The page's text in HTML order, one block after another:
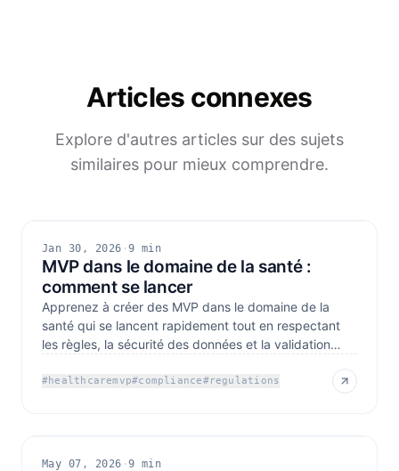
Articles connexes
Explore d'autres articles sur des sujets
similaires pour mieux comprendre.
Jan 30, 2026 · 9 min
MVP dans le domaine de la santé :
comment se lancer
Apprenez à créer des MVP dans le domaine de la
santé qui se lancent rapidement tout en respectant
les règles, la sécurité des données et la validation
#healthcaremvp#compliance#regulations
May 07, 2026 · 9 min